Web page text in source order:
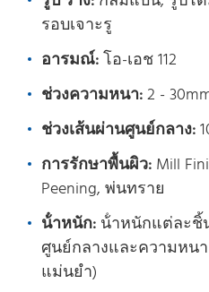
รอบเจาะรู
อารมณ์:โอ-เอช 112
ช่วงความหนา:2 -
ช่วงเส้นผ่านศูนย์กลาง:
การรักษาพื้นผิว: Mill
Peening, พ่นทราย
น้ําหนัก: น้ําหนักแต่ละชิ้
ศูนย์กลางและความหน
แม่นยํา)